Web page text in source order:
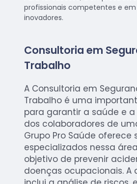
profissionais competentes e
inovadores.
Consultoria em
Trabalho
A Consultoria em
Trabalho é uma
para garantir a saúde e
dos colaboradores de
Grupo Pro Saúde oferece
especializados nessa
objetivo de prevenir
doenças ocupacionais. A